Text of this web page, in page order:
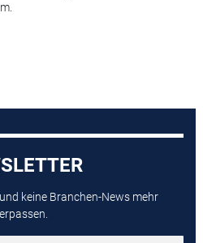
keine Branchen-News mehr